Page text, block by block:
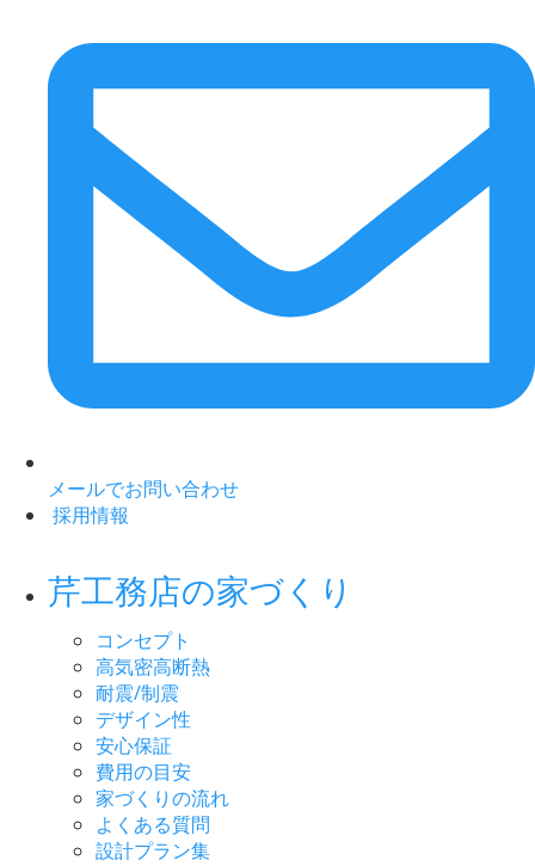
メールでお問い合わせ
採用情報
芹工務店の家づくり
コンセプト
高気密高断熱
耐震/制震
デザイン性
安心保証
費用の目安
家づくりの流れ
よくある質問
設計プラン集